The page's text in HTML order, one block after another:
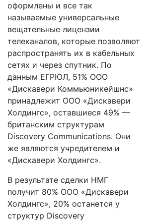
оформлены и все так
называемые универсальные
вещательные лицензии
телеканалов, которые позволяют
распространять их в кабельных
сетях и через спутник. По
данным ЕГРЮЛ, 51% ООО
«Дискавери Коммьюникейшнс»
принадлежит ООО «Дискавери
Холдингс», оставшиеся 49% —
британским структурам
Discovery Communications. Они
же являются учредителем и
«Дискавери Холдингс».
В результате сделки НМГ
получит 80% ООО «Дискавери
Холдингс», 20% останется у
структур Discovery